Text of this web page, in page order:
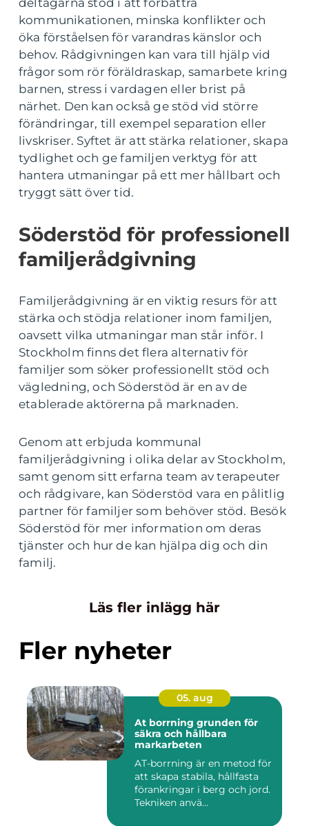
kommunikationen, minska konflikter och
öka förståelsen för varandras känslor och
behov. Rådgivningen kan vara till hjälp vid
frågor som rör föräldraskap, samarbete kring
barnen, stress i vardagen eller brist på
närhet. Den kan också ge stöd vid större
förändringar, till exempel separation eller
livskriser. Syftet är att stärka relationer, skapa
tydlighet och ge familjen verktyg för att
hantera utmaningar på ett mer hållbart och
tryggt sätt över tid.
Söderstöd för professionell
familjerådgivning
Familjerådgivning är en viktig resurs för att
stärka och stödja relationer inom familjen,
oavsett vilka utmaningar man står inför. I
Stockholm finns det flera alternativ för
familjer som söker professionellt stöd och
vägledning, och Söderstöd är en av de
etablerade aktörerna på marknaden.
Genom att erbjuda kommunal
familjerådgivning i olika delar av Stockholm,
samt genom sitt erfarna team av terapeuter
och rådgivare, kan Söderstöd vara en pålitlig
partner för familjer som behöver stöd. Besök
Söderstöd för mer information om deras
tjänster och hur de kan hjälpa dig och din
familj.
Läs fler inlägg här
Fler nyheter
05. aug
At borrning grunden för
säkra och hållbara
markarbeten
AT-borrning är en metod för
att skapa stabila, hållfasta
förankringar i berg och jord.
Tekniken anvä...